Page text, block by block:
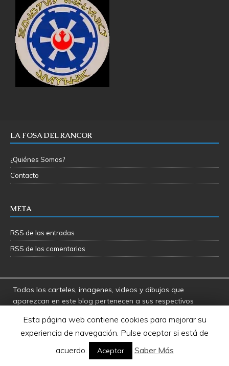
LA FOSA DEL RANCOR
¿Quiénes Somos?
Contacto
META
RSS de las entradas
RSS de los comentarios
Todos los carteles, imagenes, videos y dibujos que
aparezcan en este blog pertenecen a sus respectivos
La Fosa del Rancor y sus administradores no se hacen
responsables por las opiniones manifestadas por los
usuarios y colaboradores de este blog
Star Wars es una marca registrada de Disney - Lucasfilms
Esta página web contiene cookies para mejorar su
experiencia de navegación. Pulse aceptar si está de
acuerdo.
Aceptar Saber Más